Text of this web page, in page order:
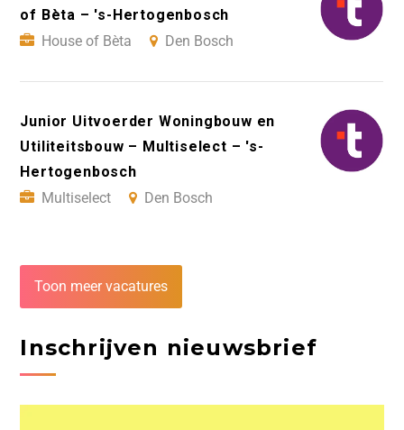
of Bèta – 's-Hertogenbosch
House of Bèta
Den Bosch
Junior Uitvoerder Woningbouw en
Utiliteitsbouw – Multiselect – 's-
Hertogenbosch
Multiselect
Den Bosch
Toon meer vacatures
Inschrijven nieuwsbrief